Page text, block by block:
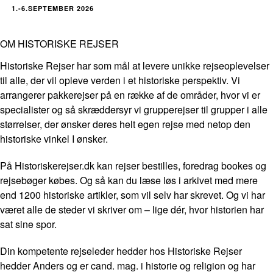
1.-6.SEPTEMBER 2026
OM HISTORISKE REJSER
Historiske Rejser har som mål at levere unikke rejseoplevelser
til alle, der vil opleve verden i et historiske perspektiv. Vi
arrangerer pakkerejser på en række af de områder, hvor vi er
specialister og så skræddersyr vi grupperejser til grupper i alle
størrelser, der ønsker deres helt egen rejse med netop den
historiske vinkel I ønsker.
På Historiskerejser.dk kan rejser bestilles, foredrag bookes og
rejsebøger købes. Og så kan du læse løs i arkivet med mere
end 1200 historiske artikler, som vil selv har skrevet. Og vi har
været alle de steder vi skriver om – lige dér, hvor historien har
sat sine spor.
Din kompetente rejseleder hedder hos Historiske Rejser
hedder Anders og er cand. mag. i historie og religion og har